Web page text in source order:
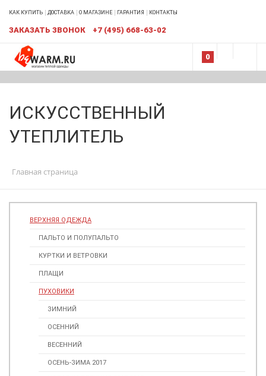
КАК КУПИТЬ ДОСТАВКА О МАГАЗИНЕ ГАРАНТИЯ КОНТАКТЫ
ЗАКАЗАТЬ ЗВОНОК +7 (495) 668-63-02
0
ИСКУССТВЕННЫЙ
УТЕПЛИТЕЛЬ
Главная страница
ВЕРХНЯЯ ОДЕЖДА
ПАЛЬТО И ПОЛУПАЛЬТО
КУРТКИ И ВЕТРОВКИ
ПЛАЩИ
ПУХОВИКИ
ЗИМНИЙ
ОСЕННИЙ
ВЕСЕННИЙ
ОСЕНЬ-ЗИМА 2017